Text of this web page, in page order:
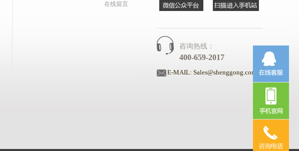
在线留言
咨询热线：
400-659-2017
E-MAIL: Sales@shenggong.com